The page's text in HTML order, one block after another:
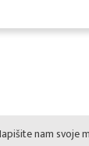
nam svoje